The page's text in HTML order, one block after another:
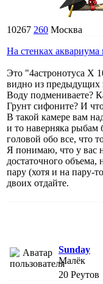
10267 260 Москва
На стенках аквариума
Это "4астронотуса X
видно из предыдущих
Воду подмениваете?
Грунт сифоните? И
В такой камере вам
и то наверняка рыбам
головой обо все, что
Я понимаю, что у вас
достаточного объема,
пару (хотя и на пару-
двоих отдайте.
Sunday
Малёк
20 Реутов